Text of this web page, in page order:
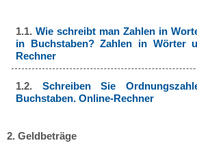
1.1.Wie schreibt man Zahlen in
in Buchstaben? Zahlen in Wörter
Rechner
1.2. Schreiben Sie
Buchstaben. Online-Rechner
2. Geldbeträge